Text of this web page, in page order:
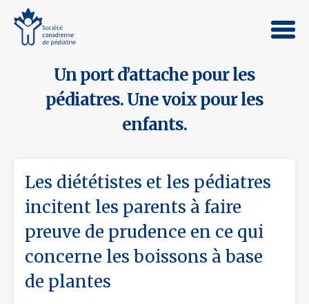
Un port d’attache pour les
pédiatres. Une voix pour les
enfants.
Les diététistes et les pédiatres
incitent les parents à faire
preuve de prudence en ce qui
concerne les boissons à base
de plantes